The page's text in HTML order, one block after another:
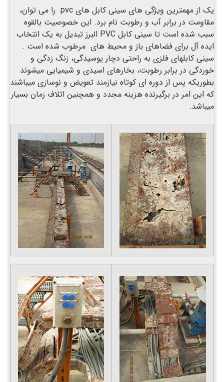
یک از مهمترین ویژگی های سینی کابل های pvc را می توان،
مقاومت در برابر آب و رطوبت نام برد. این خصوصیت بالقوه
سبب شده است تا سینی کابل PVC البرز تبدیل به یک انتخاب
ایده آل برای فضاهای باز و محیط های مرطوب شده است .
سینی کابلهای فلزی به راحتی دچار پوسیدگی، زنگ زدگی و
خوردگی در برابر رطوبت، بخارهای اسیدی و شیمیایی میشوند
بطوریکه پس از دوره ای کوتاه نیازمند تعویض و نوسازی میباشند
که این امر در برگیرنده هزینه مجدد و همچنین اتلاف زمان بسیار
میباشد.